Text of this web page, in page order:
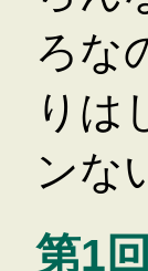
ろな
りは
ンな
第1